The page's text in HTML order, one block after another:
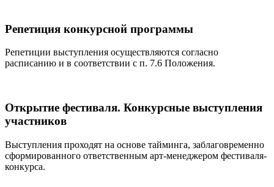
Репетиция конкурсной программы
Репетиции выступления осуществляются согласно
расписанию и в соответствии с п. 7.6 Положения.
Открытие фестиваля. Конкурсные выступления
участников
Выступления проходят на основе тайминга, заблаговременно
сформированного ответственным арт-менеджером фестиваля-
конкурса.